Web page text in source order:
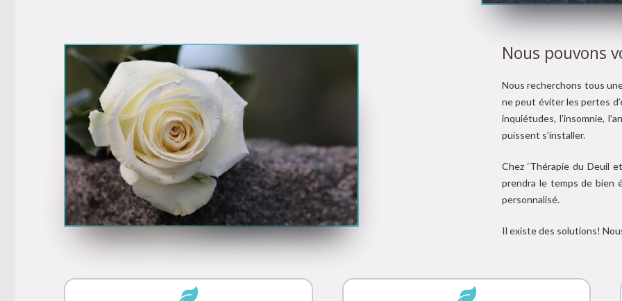
Nous pouvons
Nous recherchons tous
ne peut éviter les pertes
inquiétudes, l’insomnie,
puissent s’installer.
Chez ‘Thérapie du Deuil
prendra le temps de bien
personnalisé.
Il existe des solutions!